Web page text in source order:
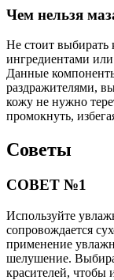
Чем нельзя
Не стоит выбирать
ингредиентами
Данные
раздражителями,
кожу не нужно
промокнуть,
Советы
СОВЕТ №1
Используйте
сопровождается
применение
шелушение.
красителей, чтобы